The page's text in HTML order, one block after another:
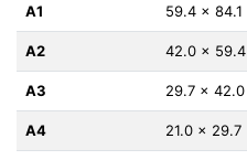
A1 59.4 x 84.1
A2 42.0 x 59.4
A3 29.7 x 42.0
A4 21.0 x 29.7